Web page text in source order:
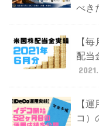
べき
【
配当
【
コ）